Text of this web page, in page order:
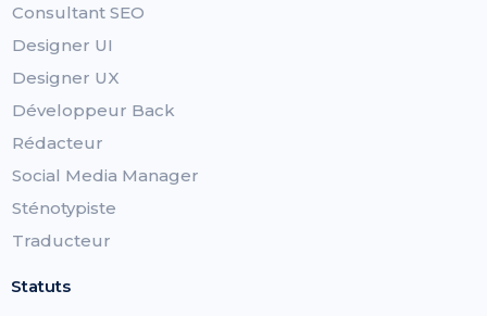
Consultant SEO
Designer UI
Designer UX
Développeur Back
Rédacteur
Social Media Manager
Sténotypiste
Traducteur
Statuts